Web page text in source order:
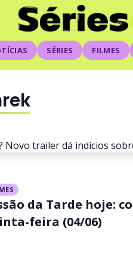
SÉRIES FILMES
de
a
da Tarde hoje:
feira (04/06)